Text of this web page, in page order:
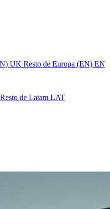
UK Resto de Europa (EN) EN
Resto de Latam LAT